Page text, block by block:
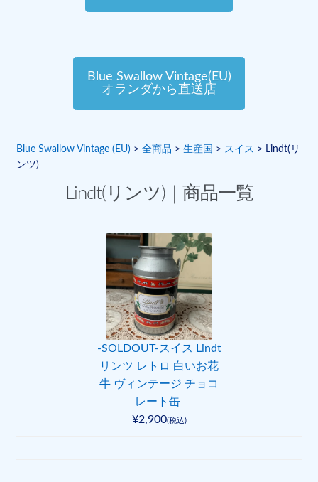
Blue Swallow Vintage(EU)
オランダから直送店
Blue Swallow Vintage (EU) > 全商品 > 生産国 > スイス > Lindt(リ
ンツ)
Lindt(リンツ)｜商品一覧
-SOLDOUT-スイス Lindt
リンツ レトロ 白いお花
牛 ヴィンテージ チョコ
レート缶
¥2,900(税込)